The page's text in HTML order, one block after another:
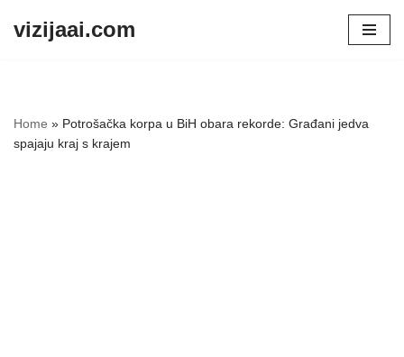
vizijaai.com
Home » Potrošačka korpa u BiH obara rekorde: Građani jedva
spajaju kraj s krajem